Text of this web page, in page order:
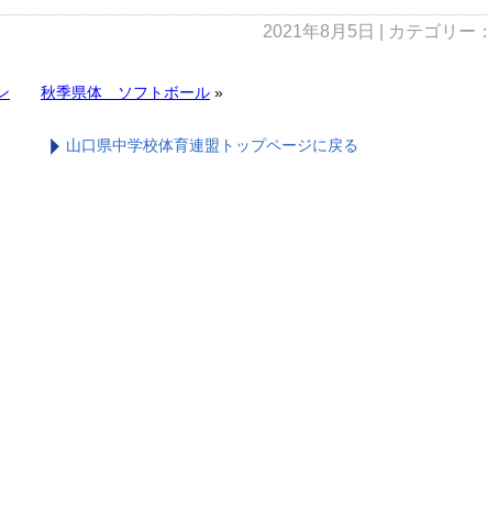
2021年8月5日 | カテゴリー：
秋季県体 ソフトボール »
山口県中学校体育連盟トップページに戻る